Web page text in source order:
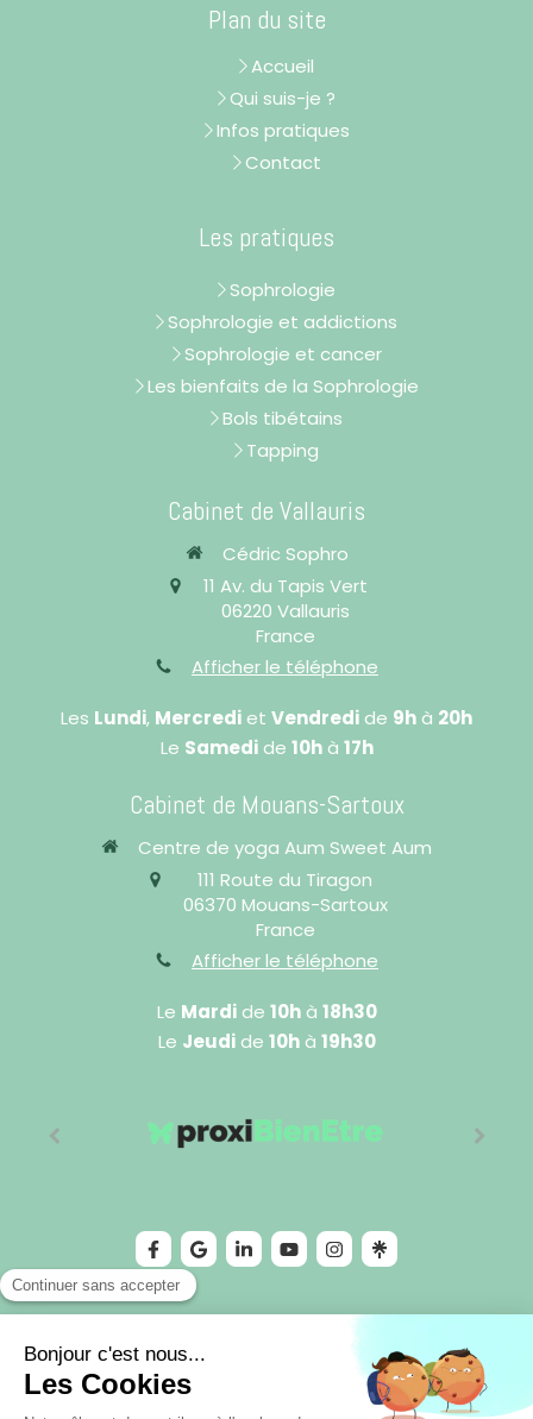
Plan du site
Accueil
Qui suis-je ?
Infos pratiques
Contact
Les pratiques
Sophrologie
Sophrologie et addictions
Sophrologie et cancer
Les bienfaits de la Sophrologie
Bols tibétains
Tapping
Cabinet de Vallauris
Cédric Sophro
11 Av. du Tapis Vert
06220 Vallauris
France
Afficher le téléphone
Les Lundi, Mercredi et Vendredi de 9h à 20h
Le Samedide 10hà 17h
Cabinet de Mouans-Sartoux
Centre de yoga Aum Sweet Aum
111 Route du Tiragon
06370 Mouans-Sartoux
France
Afficher le téléphone
Le Mardide 10hà 18h30
Le Jeudide 10hà 19h30